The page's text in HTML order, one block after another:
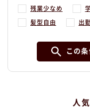
残業少なめ
髪型自由 出
この
人